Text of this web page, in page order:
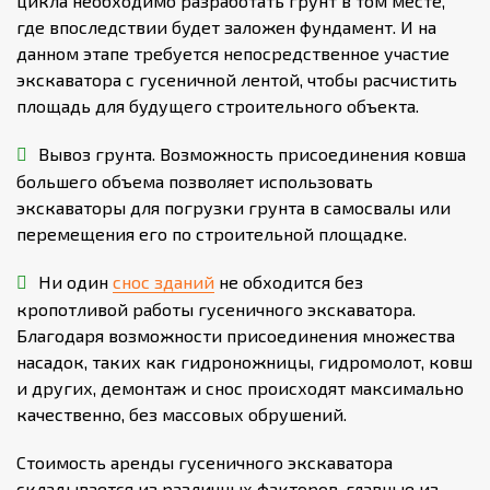
где впоследствии будет заложен фундамент. И на
данном этапе требуется непосредственное участие
экскаватора с гусеничной лентой, чтобы расчистить
площадь для будущего строительного объекта.
Вывоз грунта. Возможность присоединения ковша
большего объема позволяет использовать
экскаваторы для погрузки грунта в самосвалы или
перемещения его по строительной площадке.
Ни один снос зданий не обходится без
кропотливой работы гусеничного экскаватора.
Благодаря возможности присоединения множества
насадок, таких как гидроножницы, гидромолот, ковш
и других, демонтаж и снос происходят максимально
качественно, без массовых обрушений.
Стоимость аренды гусеничного экскаватора